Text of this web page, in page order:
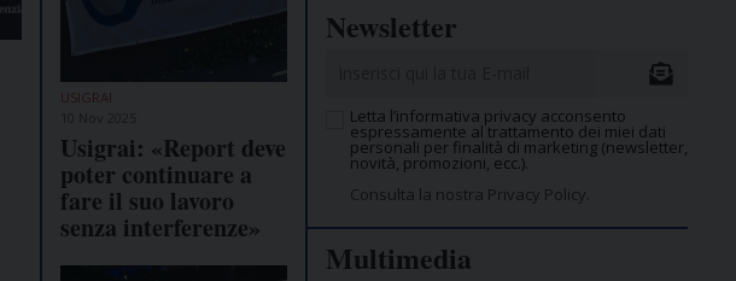
USIGRAI
Usigrai: «Report deve
poter continuare a
fare il suo lavoro
senza interferenze»
Newsletter
Letta l’informativa privacy acconsento
espressamente al trattamento dei miei dati
personali per finalità di marketing (newsletter,
novità, promozioni, ecc.).
Consulta la nostra Privacy Policy.
Multimedia